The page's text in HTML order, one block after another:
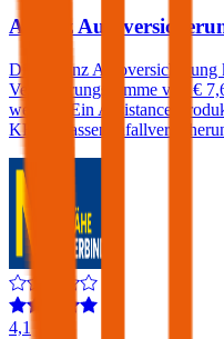
Allianz
Die Allianz Autoversicherung
Versicherungssumme von €
werden. Ein Assistance-
KFZ-
4,1